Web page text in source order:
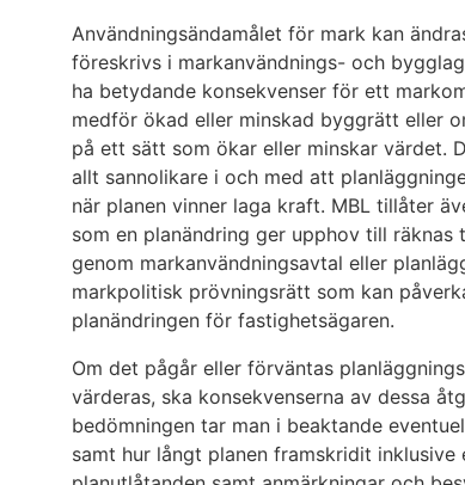
Användningsändamålet för mark kan
föreskrivs i markanvändnings- och
ha betydande konsekvenser för ett
medför ökad eller minskad byggrätt eller
på ett sätt som ökar eller minskar värdet.
allt sannolikare i och med att
när planen vinner laga kraft. MBL tillåter
som en planändring ger upphov till
genom markanvändningsavtal eller
markpolitisk prövningsrätt som kan
planändringen för fastighetsägaren.
Om det pågår eller förväntas
värderas, ska konsekvenserna av dessa
bedömningen tar man i beaktande
samt hur långt planen framskridit inklusive